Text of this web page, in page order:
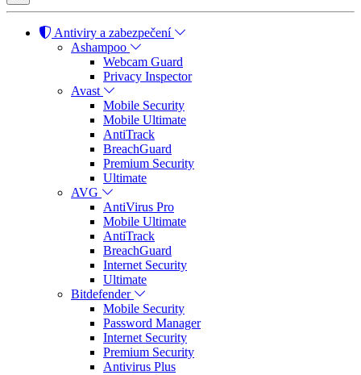
Antiviry a zabezpečení
Ashampoo
Webcam Guard
Privacy Inspector
Avast
Mobile Security
Mobile Ultimate
AntiTrack
BreachGuard
Premium Security
Ultimate
AVG
AntiVirus Pro
Mobile Ultimate
AntiTrack
BreachGuard
Internet Security
Ultimate
Bitdefender
Mobile Security
Password Manager
Internet Security
Premium Security
Antivirus Plus